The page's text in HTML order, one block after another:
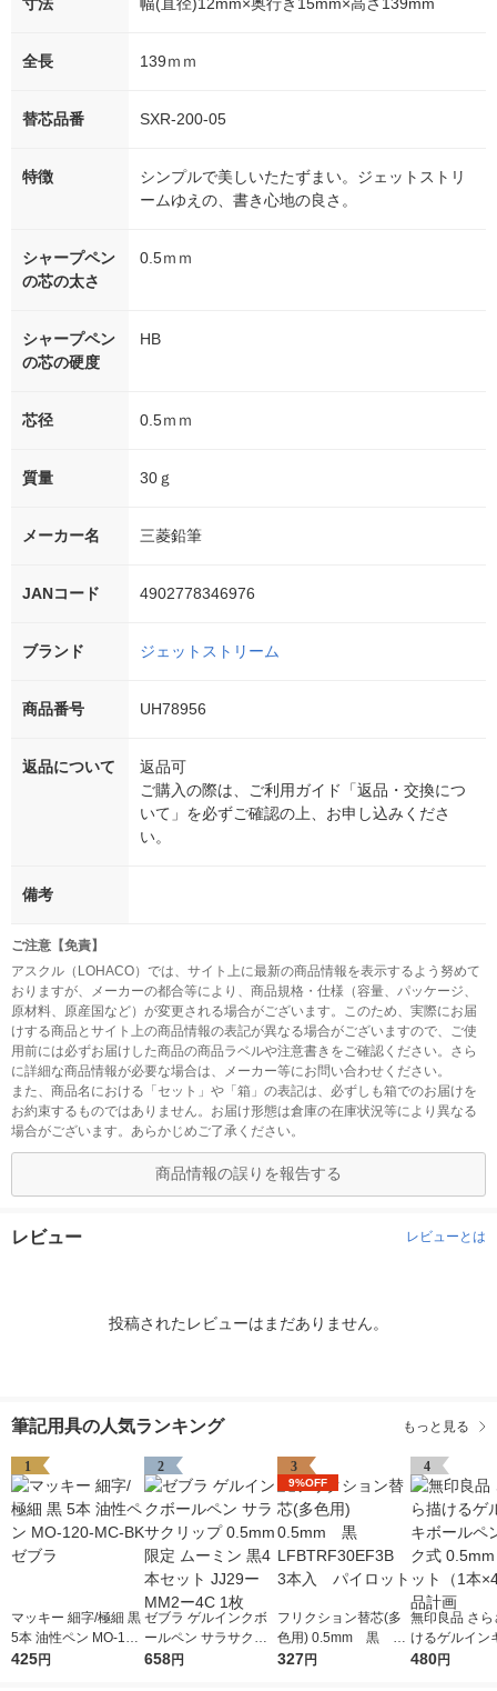
寸法 幅(直径)12mm×奥行き15mm×高さ139mm
全長 139ｍｍ
替芯品番 SXR-200-05
特徴
シンプルで美しいたたずまい。ジェットストリ
ームゆえの、書き心地の良さ。
シャープペン
の芯の太さ
0.5ｍｍ
シャープペン
の芯の硬度
HB
芯径 0.5ｍｍ
質量 30ｇ
メーカー名 三菱鉛筆
JANコード 4902778346976
ブランド ジェットストリーム
商品番号 UH78956
返品について
返品可
ご購入の際は、ご利用ガイド「返品・交換につ
いて」を必ずご確認の上、お申し込みくださ
い。
備考
ご注意【免責】
アスクル（LOHACO）では、サイト上に最新の商品情報を表示するよう努めて
おりますが、メーカーの都合等により、商品規格・仕様（容量、パッケージ、
原材料、原産国など）が変更される場合がございます。このため、実際にお届
けする商品とサイト上の商品情報の表記が異なる場合がございますので、ご使
用前には必ずお届けした商品の商品ラベルや注意書きをご確認ください。さら
に詳細な商品情報が必要な場合は、メーカー等にお問い合わせください。
また、商品名における「セット」や「箱」の表記は、必ずしも箱でのお届けを
お約束するものではありません。お届け形態は倉庫の在庫状況等により異なる
場合がございます。あらかじめご了承ください。
商品情報の誤りを報告する
レビュー レビューとは
投稿されたレビューはまだありません。
筆記用具の人気ランキング もっと見る
1
マッキー 細字/極細 黒
5本 油性ペン MO-120
-MC-BK ゼブラ
425円
2
ゼブラ ゲルインクボ
ールペン サラサクリ
ップ 0.5mm 限定 ムー
658円
3
9%OFF
フリクション替芯(多
色用) 0.5mm 黒 LF
BTRF30EF3B 3本
327円
4
無印良品 さら
けるゲルイン
ペン ノック式
480円